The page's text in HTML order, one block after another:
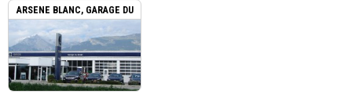
ARSENE BLANC, GARAGE DU
ST...